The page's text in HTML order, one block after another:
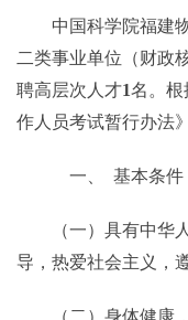
中国科学院福建
二类事业单位（财政
聘高层次人才1名。根
作人员考试暂行办法
一、 基本条件
（一）具有中华
导，热爱社会主义，
（二）身体健康，